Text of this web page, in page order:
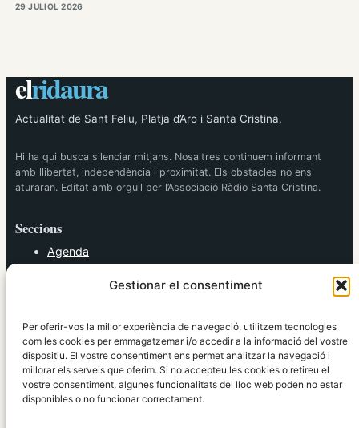
Gestionar el consentiment
Per oferir-vos la millor experiència de navegació, utilitzem tecnologies
com les cookies per emmagatzemar i/o accedir a la informació del vostre
dispositiu. El vostre consentiment ens permet analitzar la navegació i
millorar els serveis que oferim. Si no accepteu les cookies o retireu el
vostre consentiment, algunes funcionalitats del lloc web poden no estar
disponibles o no funcionar correctament.
29 JULIOL 2026
elridaura
Actualitat de Sant Feliu, Platja d’Aro i Santa Cristina.
Hi ha qui busca silenciar mitjans. Nosaltres continuem informant
amb llibertat, independència i proximitat. Els obstacles no ens
aturaran. Editat amb orgull per l’Associació Ràdio Santa Cristina.
Seccions
Agenda
Política
Societat
Tendències
elRidaura.com